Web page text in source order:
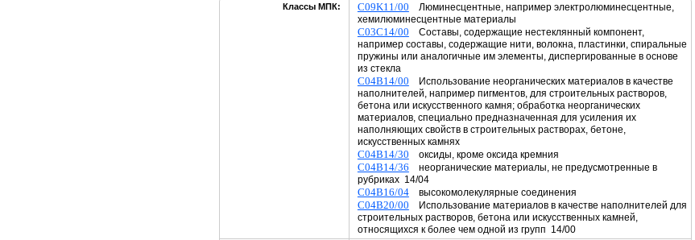
Классы МПК: C09K11/00 Люминесцентные, например электролюминесцентные,
хемилюминесцентные материалы
C03C14/00 Составы, содержащие нестеклянный компонент,
например составы, содержащие нити, волокна, пластинки, спиральные
пружины или аналогичные им элементы, диспергированные в основе
из стекла
C04B14/00 Использование неорганических материалов в качестве
наполнителей, например пигментов, для строительных растворов,
бетона или искусственного камня; обработка неорганических
материалов, специально предназначенная для усиления их
наполняющих свойств в строительных растворах, бетоне,
искусственных камнях
C04B14/30 оксиды, кроме оксида кремния
C04B14/36 неорганические материалы, не предусмотренные в
рубриках 14/04
C04B16/04высокомолекулярные соединения
C04B20/00 Использование материалов в качестве наполнителей для
строительных растворов, бетона или искусственных камней,
относящихся к более чем одной из групп 14/00